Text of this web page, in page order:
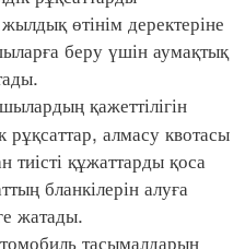
өтінім деректеріне
беру үшін аумақтық
қажеттілігін
рұқсаттар, алмасу квотасы
құжаттарды қоса
бланкілерін алуға
жатады.
тасымалдарын